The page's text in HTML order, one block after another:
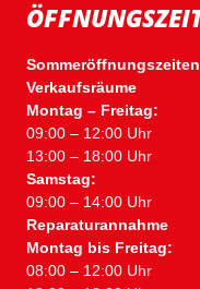
Verkaufsräume
Montag – Freitag:
09:00 – 12:00 Uhr
13:00 – 18:00 Uhr
Samstag:
09:00 – 14:00 Uhr
Reparaturannahme
Montag bis Freitag:
08:00 – 12:00 Uhr